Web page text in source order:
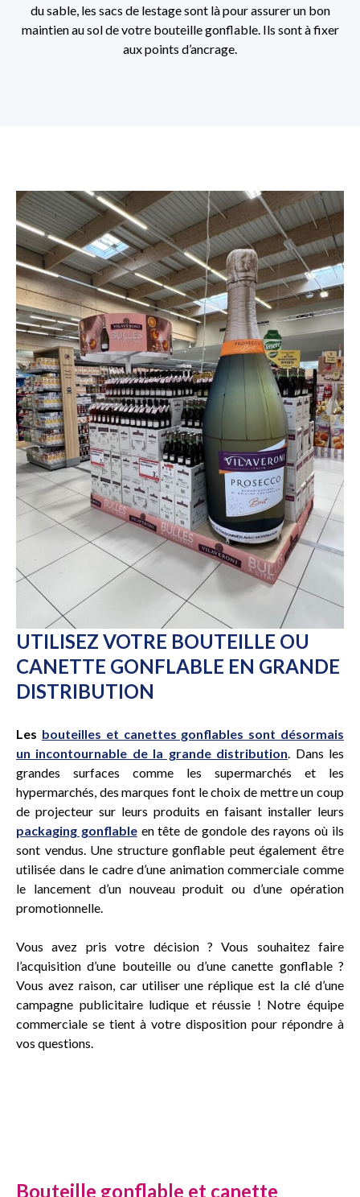
du sable, les sacs de lestage sont là pour assurer un bon
maintien au sol de votre bouteille gonflable. Ils sont à fixer
aux points d’ancrage.
UTILISEZ VOTRE BOUTEILLE OU
CANETTE GONFLABLE EN GRANDE
DISTRIBUTION
Les bouteilles et canettes gonflables sont désormais
un incontournable de la grande distribution. Dans les
grandes surfaces comme les supermarchés et les
hypermarchés, des marques font le choix de mettre un coup
de projecteur sur leurs produits en faisant installer leurs
packaging gonflableen tête de gondole des rayons où ils
sont vendus. Une structure gonflable peut également être
utilisée dans le cadre d’une animation commerciale comme
le lancement d’un nouveau produit ou d’une opération
promotionnelle.
Vous avez pris votre décision ? Vous souhaitez faire
l’acquisition d’une bouteille ou d’une canette gonflable ?
Vous avez raison, car utiliser une réplique est la clé d’une
campagne publicitaire ludique et réussie ! Notre équipe
commerciale se tient à votre disposition pour répondre à
vos questions.
Bouteille gonflable et canette